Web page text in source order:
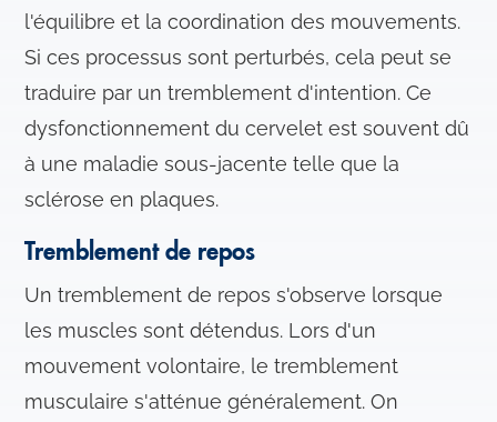
l'équilibre et la coordination des mouvements.
Si ces processus sont perturbés, cela peut se
traduire par un tremblement d'intention. Ce
dysfonctionnement du cervelet est souvent dû
à une maladie sous-jacente telle que la
sclérose en plaques.
Tremblement de repos
Un tremblement de repos s'observe lorsque
les muscles sont détendus. Lors d'un
mouvement volontaire, le tremblement
musculaire s'atténue généralement. On